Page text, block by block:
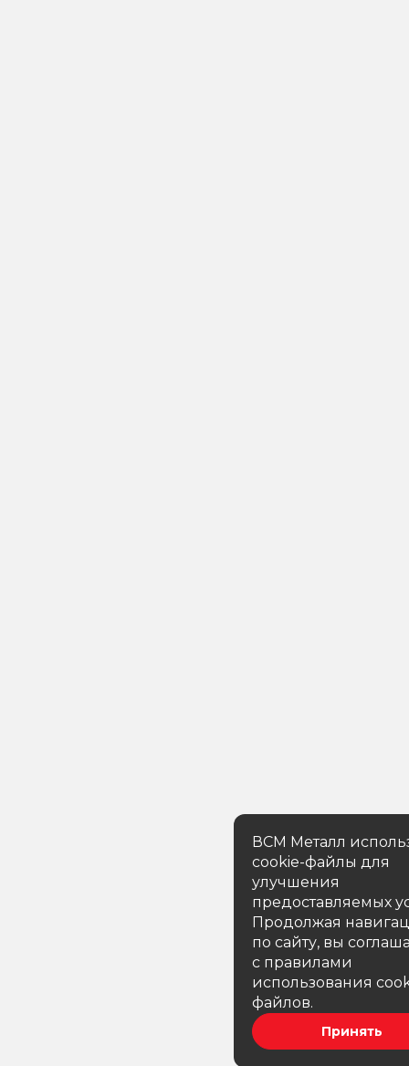
ВСМ Металл
cookie-файлы для
улучшения
предоставляемых
Продолжая
по сайту, вы
с правилами
использования
файлов.
Принять